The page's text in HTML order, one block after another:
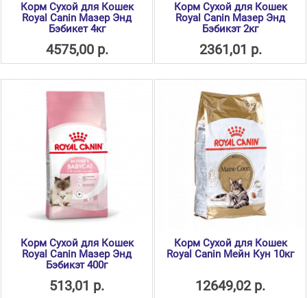
Корм Сухой для Кошек
Royal Canin Мазер Энд
Бэбикет 4кг
4575,00 р.
Корм Сухой для Кошек
Royal Canin Мазер Энд
Бэбикэт 2кг
2361,01 р.
Корм Сухой для Кошек
Royal Canin Мазер Энд
Бэбикэт 400г
513,01 р.
Корм Сухой для Кошек
Royal Canin Мейн Кун 10кг
12649,02 р.